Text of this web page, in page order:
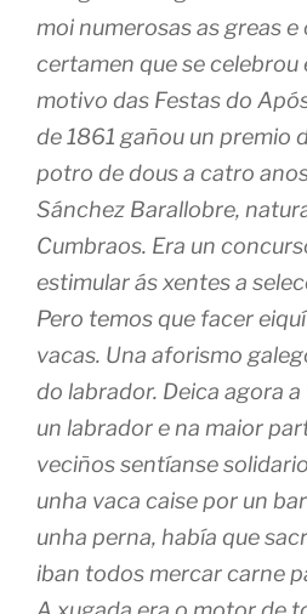
moi numerosas as greas e
certamen que se celebrou
motivo das Festas do
de 1861 gañou un premio
potro de dous a catro
Sánchez Barallobre,
Cumbraos. Era un
estimular ás xentes a
Pero temos que facer
vacas. Una aforismo
do labrador. Deica agora
un labrador e na maior
veciños sentíanse
unha vaca caise por un
unha perna, había que
iban todos mercar carne